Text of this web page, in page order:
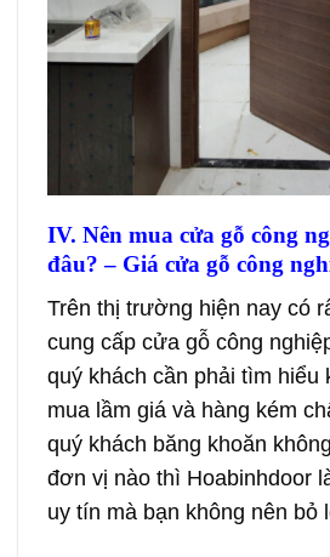
IV. Nên mua cửa gỗ công
đâu? – Giá cửa gỗ công
Trên thị trường hiện nay có
cung cấp cửa gỗ công
quý khách cần phải tìm hiểu
mua lầm giá và hàng kém
quý khách băng khoăn
đơn vị nào thì Hoabinhdoor
uy tín mà bạn không nên bỏ